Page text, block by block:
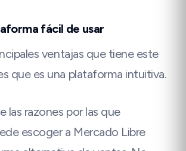
fácil de usar
ventajas que tiene este
que es una plataforma intuitiva.
las razones por las que
escoger a Mercado Libre